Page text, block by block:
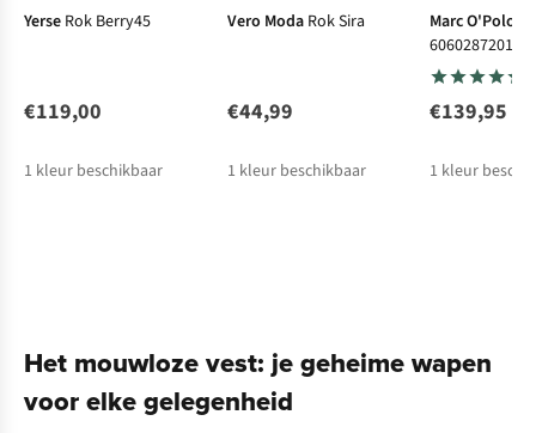
Yerse Rok Berry45
€119,00
1 kleur beschikbaar
Vero Moda Rok Sira
€44,99
1 kleur beschikbaar
Marc O'Polo
606028720171
€139,95
1 kleur
Het mouwloze vest: je geheime wapen
voor elke gelegenheid